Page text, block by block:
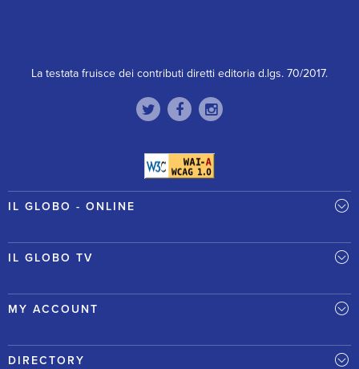
La testata fruisce dei contributi diretti editoria d.lgs. 70/2017.
IL GLOBO - ONLINE
IL GLOBO TV
MY ACCOUNT
DIRECTORY